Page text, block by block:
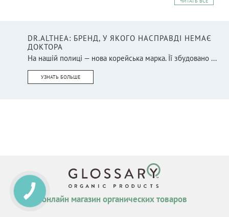
DR.ALTHEA: БРЕНД, У ЯКОГО НАСПРАВДІ НЕМАЄ
ДОКТОРА
На нашій полиці — нова корейська марка. Її збудовано ...
УЗНАТЬ БОЛЬШЕ
онлайн магазин органических товаров
КНОПКА
СВЯЗИ